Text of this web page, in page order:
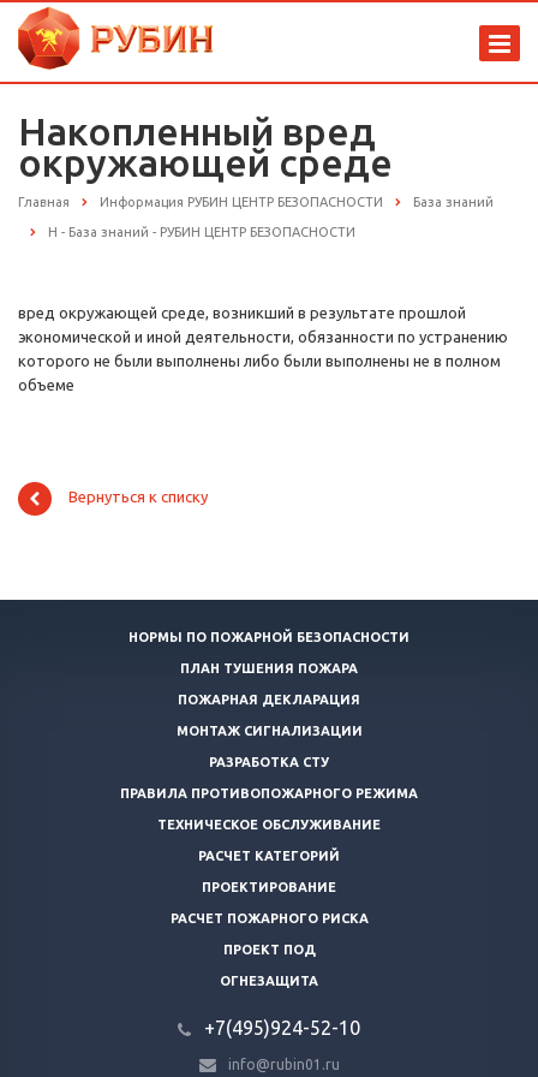
Накопленный вред
окружающей среде
Главная Информация РУБИН ЦЕНТР БЕЗОПАСНОСТИ База знаний
Н - База знаний - РУБИН ЦЕНТР БЕЗОПАСНОСТИ
вред окружающей среде, возникший в результате прошлой
экономической и иной деятельности, обязанности по устранению
которого не были выполнены либо были выполнены не в полном
объеме
Вернуться к списку
НОРМЫ ПО ПОЖАРНОЙ БЕЗОПАСНОСТИ
ПЛАН ТУШЕНИЯ ПОЖАРА
ПОЖАРНАЯ ДЕКЛАРАЦИЯ
МОНТАЖ СИГНАЛИЗАЦИИ
РАЗРАБОТКА СТУ
ПРАВИЛА ПРОТИВОПОЖАРНОГО РЕЖИМА
ТЕХНИЧЕСКОЕ ОБСЛУЖИВАНИЕ
РАСЧЕТ КАТЕГОРИЙ
ПРОЕКТИРОВАНИЕ
РАСЧЕТ ПОЖАРНОГО РИСКА
ПРОЕКТ ПОД
ОГНЕЗАЩИТА
+7(495)924-52-10
info@rubin01.ru